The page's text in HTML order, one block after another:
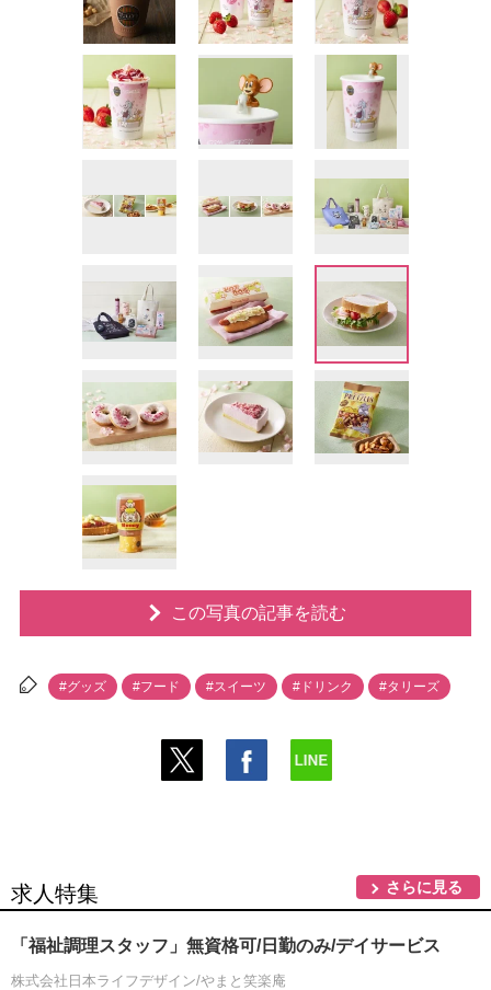
この写真の記事を読む
#グッズ #フード #スイーツ #ドリンク #タリーズ
求人特集 さらに見る
「福祉調理スタッフ」無資格可/日勤のみ/デイサービス
株式会社日本ライフデザイン/やまと笑楽庵